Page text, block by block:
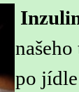
po